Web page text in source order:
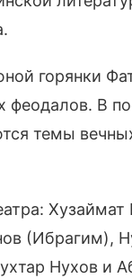
горянки
В
темы
(Ибрагим),
Нухов и